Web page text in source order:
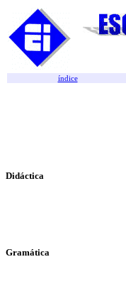
índice
Didáctica
Gramática